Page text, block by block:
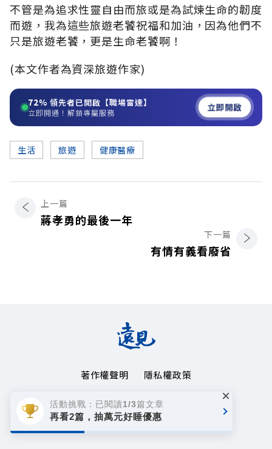
不管是為追求性靈自由而旅或是為試煉生命的韌度
而遊，我為這些旅遊老饕祝福和加油，因為他們不
只是旅遊老饕，更是生命老饕啊！
(本文作者為資深旅遊作家)
72% 領先者已開啟【職場雷達】
立即開通！解鎖專屬服務 立即開啟
生活 旅遊 健康醫療
上一篇
蔣孝勇的最後一年
下一篇
有情有義看廢省
著作權聲明
隱私權政策
Copyright© 1999~2026
遠見天下文化事業群. All rights reserved.
活動挑戰：已閱讀1/3篇文章
再看2篇，抽萬元好睡優惠
×